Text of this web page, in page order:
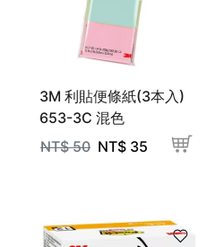
3M 利貼便條紙(3本入)
653-3C 混色
NT$50 NT$35